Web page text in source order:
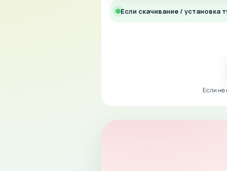
Если скачивание / установка
Если не